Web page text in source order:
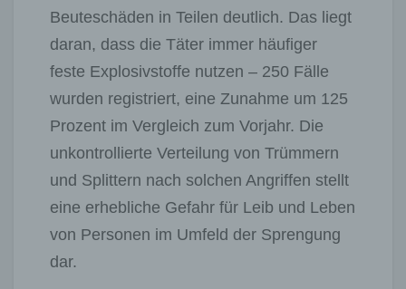
Beuteschäden in Teilen deutlich. Das liegt
daran, dass die Täter immer häufiger
feste Explosivstoffe nutzen – 250 Fälle
wurden registriert, eine Zunahme um 125
Prozent im Vergleich zum Vorjahr. Die
unkontrollierte Verteilung von Trümmern
und Splittern nach solchen Angriffen stellt
eine erhebliche Gefahr für Leib und Leben
von Personen im Umfeld der Sprengung
dar.